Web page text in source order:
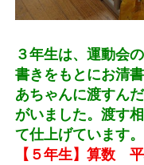
３年生は、運動会
書きをもとにお清
あちゃんに渡すん
がいました。渡す
て仕上げています。
【５年生】算数